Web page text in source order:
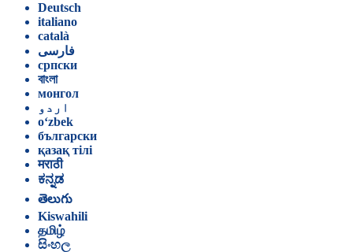
Deutsch
italiano
català
فارسی
српски
বাংলা
монгол
اردو
o‘zbek
български
қазақ тілі
मराठी
ಕನ್ನಡ
తెలుగు
Kiswahili
தமிழ்
සිංහල